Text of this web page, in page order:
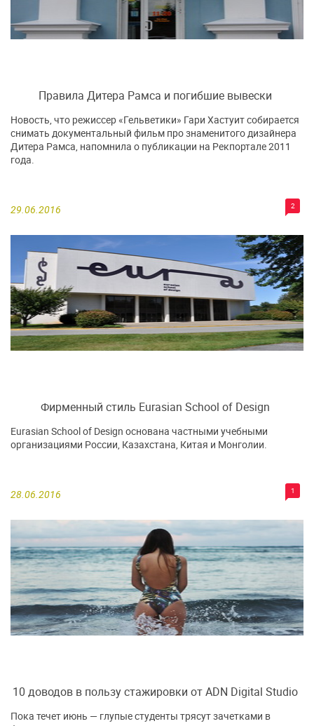
Правила Дитера Рамса и погибшие вывески
29.06.2016 2
Новость, что режиссер «Гельветики» Гари Хастуит собирается
снимать документальный фильм про знаменитого дизайнера
Дитера Рамса, напомнила о публикации на Рекпортале 2011
года.
Фирменный стиль Eurasian School of Design
28.06.2016 1
Eurasian School of Design основана частными учебными
организациями России, Казахстана, Китая и Монголии.
10 доводов в пользу стажировки от ADN Digital Studio
Пока течет июнь — глупые студенты трясут зачетками в